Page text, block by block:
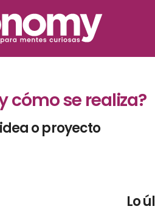
cómo se realiza?
o proyecto
Lo